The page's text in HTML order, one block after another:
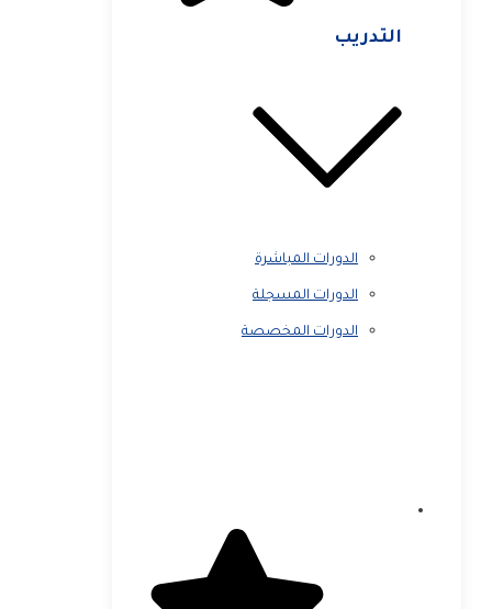
التدريب
الدورات المباشرة
الدورات المسجلة
الدورات المخصصة